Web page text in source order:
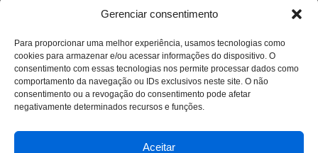
Gerenciar consentimento
Para proporcionar uma melhor experiência, usamos tecnologias como
cookies para armazenar e/ou acessar informações do dispositivo. O
consentimento com essas tecnologias nos permite processar dados como
comportamento da navegação ou IDs exclusivos neste site. O não
consentimento ou a revogação do consentimento pode afetar
negativamente determinados recursos e funções.
Aceitar
contato@gfarias.com
WhatsApp
Agende uma reunião
Seja um parceiro
Ouvidoria
Copyright desde 1997 © GFarias Educação Ltda